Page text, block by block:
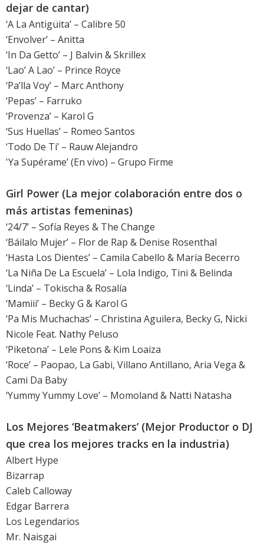
dejar de cantar)
‘A La Antigüita’ – Calibre 50
‘Envolver’ – Anitta
‘In Da Getto’ – J Balvin & Skrillex
‘Lao’ A Lao’ – Prince Royce
‘Pa’lla Voy’ – Marc Anthony
‘Pepas’ – Farruko
‘Provenza’ – Karol G
‘Sus Huellas’ – Romeo Santos
‘Todo De Ti’ – Rauw Alejandro
'Ya Supérame’ (En vivo) – Grupo Firme
Girl Power (La mejor colaboración entre dos o
más artistas femeninas)
‘24/7’ – Sofía Reyes & The Change
‘Báilalo Mujer’ – Flor de Rap & Denise Rosenthal
‘Hasta Los Dientes’ – Camila Cabello & María Becerro
‘La Niña De La Escuela’ – Lola Indigo, Tini & Belinda
‘Linda’ – Tokischa & Rosalía
‘Mamiii’ – Becky G & Karol G
‘Pa Mis Muchachas’ – Christina Aguilera, Becky G, Nicki
Nicole Feat. Nathy Peluso
‘Piketona’ – Lele Pons & Kim Loaiza
‘Roce’ – Paopao, La Gabi, Villano Antillano, Aria Vega &
Cami Da Baby
‘Yummy Yummy Love’ – Momoland & Natti Natasha
Los Mejores ‘Beatmakers’ (Mejor Productor o DJ
que crea los mejores tracks en la industria)
Albert Hype
Bizarrap
Caleb Calloway
Edgar Barrera
Los Legendarios
Mr. Naisgai